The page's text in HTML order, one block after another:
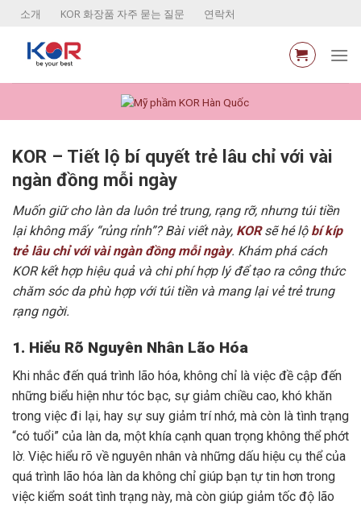
Skip
content
소개 KOR 화장품 자주 묻는 질문 연락처
KOR – Tiết lộ bí quyết trẻ lâu chỉ với vài
ngàn đồng mỗi ngày
Muốn giữ cho làn da luôn trẻ trung, rạng rỡ, nhưng túi tiền
lại không mấy “rủng rỉnh”? Bài viết này, KORsẽ hé lộ bí kíp
trẻ lâu chỉ với vài ngàn đồng mỗi ngày. Khám phá cách
KOR kết hợp hiệu quả và chi phí hợp lý để tạo ra công thức
chăm sóc da phù hợp với túi tiền và mang lại vẻ trẻ trung
rạng ngời.
1. Hiểu Rõ Nguyên Nhân Lão Hóa
Khi nhắc đến quá trình lão hóa, không chỉ là việc đề cập đến
những biểu hiện như tóc bạc, sự giảm chiều cao, khó khăn
trong việc đi lại, hay sự suy giảm trí nhớ, mà còn là tình trạng
“có tuổi” của làn da, một khía cạnh quan trọng không thể phớt
lờ. Việc hiểu rõ về nguyên nhân và những dấu hiệu cụ thể của
quá trình lão hóa làn da không chỉ giúp bạn tự tin hơn trong
việc kiểm soát tình trạng này, mà còn giúp giảm tốc độ lão